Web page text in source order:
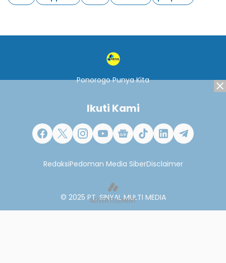
Ponorogo Punya Kita
Ikuti Kami
RedaksiPedoman Media SiberDisclaimer
© 2025 PT. SINYAL MULTI MEDIA